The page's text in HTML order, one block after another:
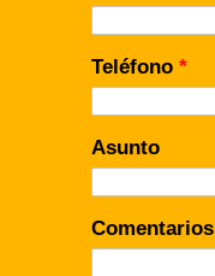
Teléfono *
Asunto
Comentarios